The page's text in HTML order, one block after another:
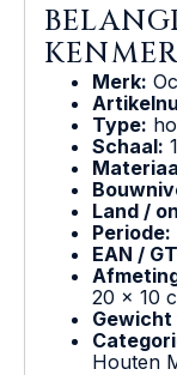
Merk:
Type:
Schaal:
Land /
Periode:
EAN /
20 x 10
Houten